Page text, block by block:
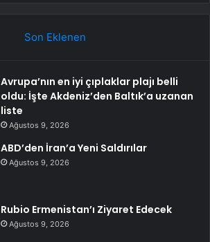
Son Eklenen
Avrupa’nın en iyi çıplaklar plajı belli
oldu: İşte Akdeniz’den Baltık’a uzanan
liste
Ağustos 9, 2026
ABD’den İran’a Yeni Saldırılar
Ağustos 9, 2026
Rubio Ermenistan’ı Ziyaret Edecek
Ağustos 9, 2026